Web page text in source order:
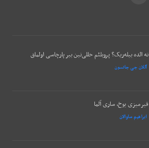
نه ائده بیله‌ریک؟ پروبلئم حللی‌نین بیر پارچاسی اولماق
آللان جی جانسون
قیرمیزی یوخ، ساری آلما
ابراهیم ساوالان